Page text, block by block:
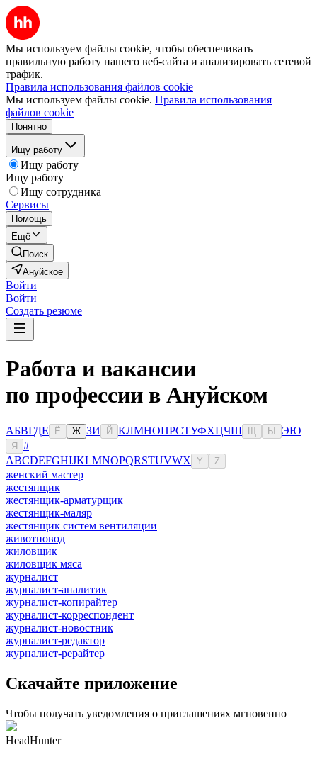
Мы используем файлы cookie, чтобы обеспечивать
правильную работу нашего веб-сайта и анализировать сетевой
трафик.
Правила использования файлов cookie
Мы используем файлы cookie. Правила использования
файлов cookie
Понятно
Ищу работу
Ищу работу
Ищу работу
Ищу сотрудника
Сервисы
Помощь
Ещё
Поиск
Ануйское
Войти
Войти
Создать резюме
Работа и вакансии
по профессии в Ануйском
АБВГДЕ Ё Ж ЗИ Й КЛМНОПРСТУФХЦЧШ Ы ЭЮ
Я
#
ABCDEFGHIJKLMNOPQRSTUVWX Y Z
женский мастер
жестянщик
жестянщик-арматурщик
жестянщик-маляр
жестянщик систем вентиляции
животновод
жиловщик
жиловщик мяса
журналист
журналист-аналитик
журналист-копирайтер
журналист-корреспондент
журналист-новостник
журналист-редактор
журналист-рерайтер
Скачайте приложение
Чтобы получать уведомления о приглашениях мгновенно
HeadHunter